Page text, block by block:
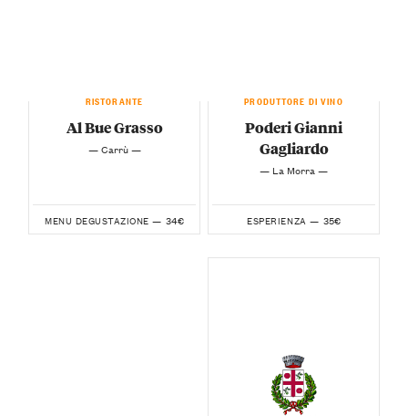
RISTORANTE
Al Bue Grasso
— Carrù —
MENU DEGUSTAZIONE — 34€
PRODUTTORE DI VINO
Poderi Gianni
Gagliardo
— La Morra —
ESPERIENZA — 35€